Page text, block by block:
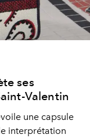
ses
Valentin
une capsule
interprétation